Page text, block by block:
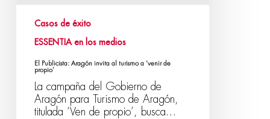
Casos de éxito
ESSENTIA en los medios
El Publicista: Aragón invita al turismo a ‘venir de
propio’
La campaña del Gobierno de
Aragón para Turismo de Aragón,
titulada ‘Ven de propio’, busca…